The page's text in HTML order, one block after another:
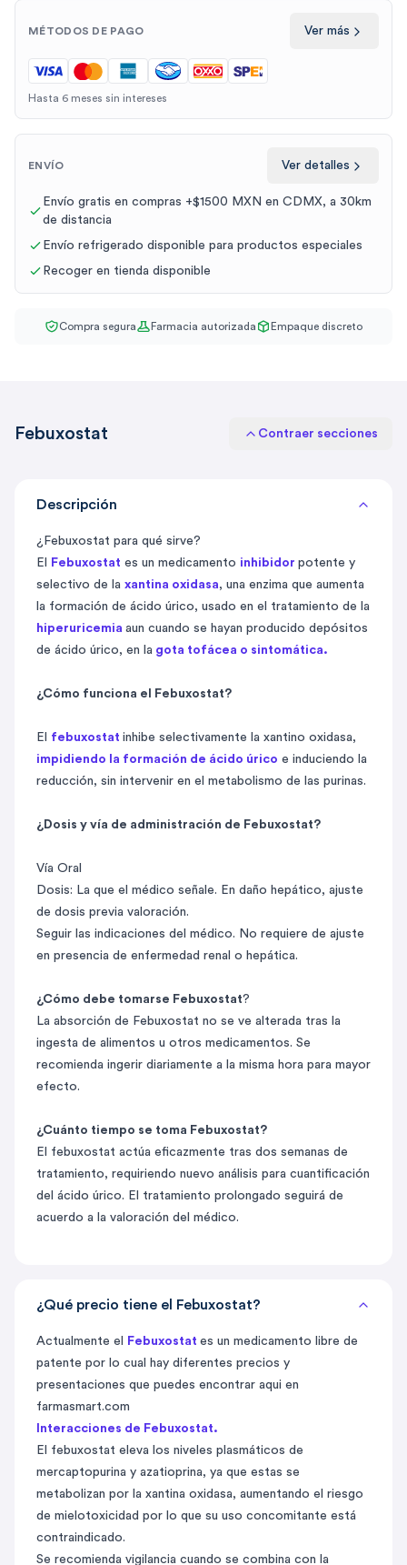
MÉTODOS DE PAGO Ver más
Hasta 6 meses sin intereses
ENVÍO Ver detalles
Envío gratis en compras +$1500 MXN en CDMX, a 30km
de distancia
Envío refrigerado disponible para productos especiales
Recoger en tienda disponible
Compra segura Farmacia autorizada Empaque discreto
Febuxostat Contraer secciones
Descripción
¿Febuxostat para qué sirve?
El
Febuxostat es un medicamento inhibidor potente y
selectivo de la xantina oxidasa, una enzima que aumenta
la formación de ácido úrico, usado en el tratamiento de la
hiperuricemia aun cuando se hayan producido depósitos
de ácido úrico, en la gota tofácea o sintomática.
¿Cómo funciona el Febuxostat?
El febuxostat inhibe selectivamente la xantino oxidasa,
impidiendo la formación de ácido úrico e induciendo la
reducción, sin intervenir en el metabolismo de las purinas.
¿Dosis y vía de administración de Febuxostat?
Vía Oral
Dosis: La que el médico señale. En daño hepático, ajuste
de dosis previa valoración.
Seguir las indicaciones del médico. No requiere de ajuste
en presencia de enfermedad renal o hepática.
¿Cómo debe tomarse Febuxostat?
La absorción de Febuxostat no se ve alterada tras la
ingesta de alimentos u otros medicamentos. Se
recomienda ingerir diariamente a la misma hora para mayor
efecto.
¿Cuánto tiempo se toma Febuxostat?
El febuxostat actúa eficazmente tras dos semanas de
tratamiento, requiriendo nuevo análisis para cuantificación
del ácido úrico. El tratamiento prolongado seguirá de
acuerdo a la valoración del médico.
¿Qué precio tiene el Febuxostat?
Actualmente el Febuxostat es un medicamento libre de
patente por lo cual hay diferentes precios y
presentaciones que puedes encontrar aqui en
farmasmart.com
Interacciones de Febuxostat.
El febuxostat eleva los niveles plasmáticos de
mercaptopurina y azatioprina, ya que estas se
metabolizan por la xantina oxidasa, aumentando el riesgo
de mielotoxicidad por lo que su uso concomitante está
contraindicado.
Se recomienda vigilancia cuando se combina con la